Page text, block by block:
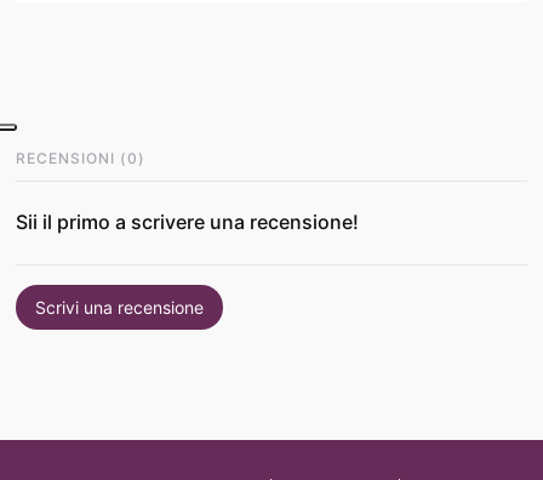
RECENSIONI (0 )
Sii il primo a scrivere una recensione!
Scrivi una recensione